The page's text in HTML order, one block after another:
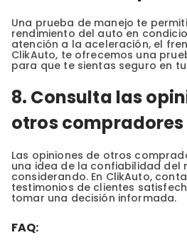
Una prueba de manejo te
rendimiento del auto en
atención a la aceleración, el
ClikAuto, te ofrecemos una
para que te sientas seguro en
8. Consulta las
otros compradores
Las opiniones de otros
una idea de la confiabilidad del
considerando. En ClikAuto,
testimonios de clientes
tomar una decisión informada.
FAQ: